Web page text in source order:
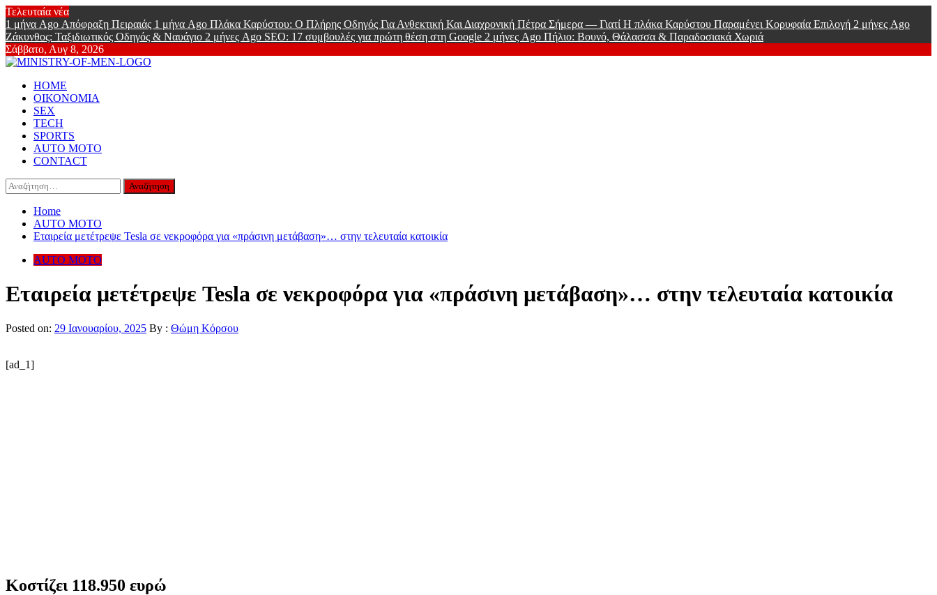
Skip
to
content
Τελευταία νέα
1 μήνα Ago Απόφραξη Πειραιάς 1 μήνα Ago Πλάκα Καρύστου: Ο Πλήρης Οδηγός Για Ανθεκτική Και Διαχρονική Πέτρα Σήμερα — Γιατί Η πλάκα Καρύστου Παραμένει Κορυφαία Επιλογή 2 μήνες Ago
Ζάκυνθος: Ταξιδιωτικός Οδηγός & Ναυάγιο 2 μήνες Ago SEO: 17 συμβουλές για πρώτη θέση στη Google 2 μήνες Ago Πήλιο: Βουνό, Θάλασσα & Παραδοσιακά Χωριά
Σάββατο, Αυγ 8, 2026
Online Lifestyle περιοδικό για Aνδρες
Primary
Menu
HOME
ΟΙΚΟΝΟΜΙΑ
SEX
TECH
SPORTS
AUTO MOTO
CONTACT
Αναζήτηση
για:
Home
AUTO MOTO
Εταιρεία μετέτρεψε Tesla σε νεκροφόρα για «πράσινη μετάβαση»… στην τελευταία κατοικία
AUTO MOTO
Εταιρεία μετέτρεψε Tesla σε νεκροφόρα για «πράσινη μετάβαση»… στην τελευταία κατοικία
Posted on: 29 Ιανουαρίου, 2025 By : Θώμη Κόρσου
[ad_1]
Κοστίζει 118.950 ευρώ